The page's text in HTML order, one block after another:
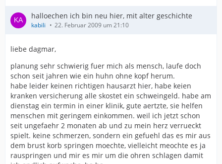
halloechen ich bin neu hier, mit alter geschichte
kabili 22. Februar 2009 um 21:10
liebe dagmar,
planung sehr schwierig fuer mich als mensch, laufe doch
schon seit jahren wie ein huhn ohne kopf herum.
habe leider keinen richtigen hausarzt hier, habe keien
kranken versicherung alle skostet ein schweingeld. habe am
dienstag ein termin in einer klinik, gute aertzte, sie helfen
menschen mit geringem einkommen. weil ich jetzt schon
seit ungefaehr 2 monaten ab und zu mein herz verrueckt
spielt. keine schmerzen, sondern ein gefuehl das es mir aus
dem brust korb springen moechte, vielleicht meochte es ja
rauspringen und mir es mir um die ohren schlagen damit